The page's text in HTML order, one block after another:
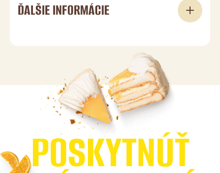
ĎALŠIE INFORMÁCIE
POSKYTNÚŤ